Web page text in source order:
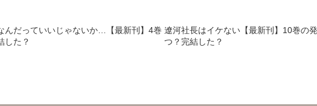
んだっていいじゃないか…【最新刊】4巻
した？
遼河社長はイケない【最新刊】10巻の
つ？完結した？